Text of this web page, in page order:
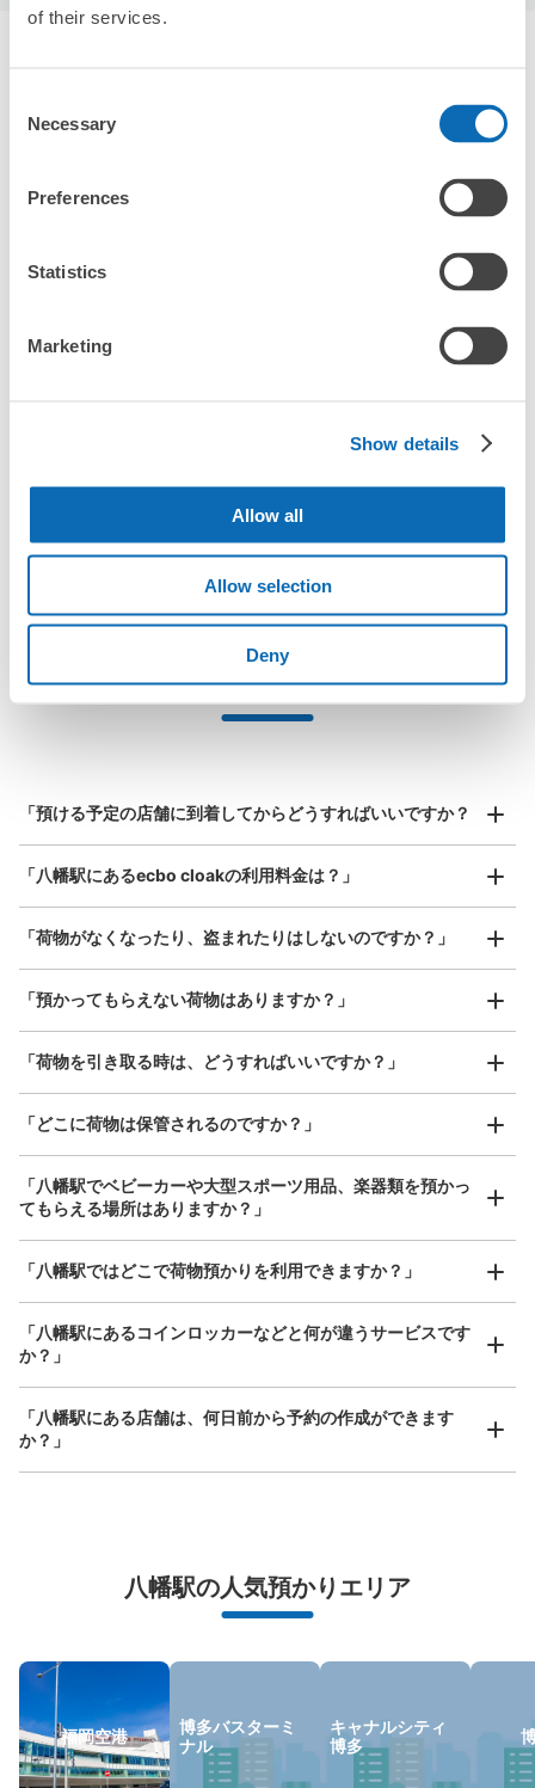
of their services.
Selection
Necessary
Preferences
Statistics
Marketing
Show details
Allow all
Allow selection
Deny
エクボクロークを使って荷物を預けよう
全国1000箇所
どんなサイズの
スマホからお店と日時を
指定して事前予約
お店で荷物の写真を
全国1,000箇所以上と提携
好立地 / 好条件店舗も多数
荷物の破損、盗難等万が一に備えた保証も完備で安心
料金プランを見る
¥500/日
¥800/ 日
器、ベビーカーなど）
よくあるご質問
「預ける予定の店舗に到着してからどうすればいいですか？
「八幡駅にあるecbo cloakの利用料金は？」
「荷物がなくなったり、盗まれたりはしないのですか？」
「預かってもらえない荷物はありますか？」
「荷物を引き取る時は、どうすればいいですか？」
「どこに荷物は保管されるのですか？」
「八幡駅でベビーカーや大型スポーツ用品、楽器類を預かっ
てもらえる場所はありますか？」
「八幡駅ではどこで荷物預かりを利用できますか？」
「八幡駅にあるコインロッカーなどと何が違うサービスです
か？」
「八幡駅にある店舗は、何日前から予約の作成ができます
か？」
八幡駅の人気預かりエリア
福岡空港
博多バスターミ
ナル
キャナルシティ
博多